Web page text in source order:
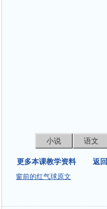
小说 语文
更多本课教学资料 返回
窗前的红气球原文